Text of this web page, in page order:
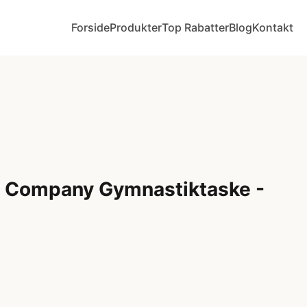
ForsideProdukterTop RabatterBlogKontakt
Gymnastiktaske -